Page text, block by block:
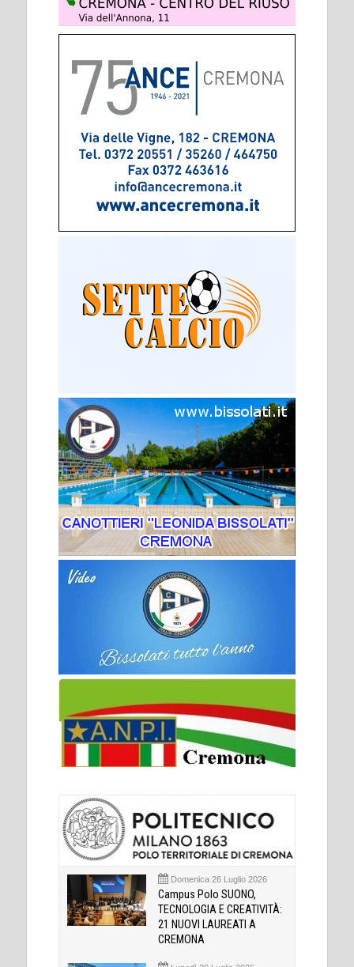
Domenica 26 Luglio 2026
Campus Polo SUONO,
TECNOLOGIA E CREATIVITÀ:
21 NUOVI LAUREATI A
CREMONA